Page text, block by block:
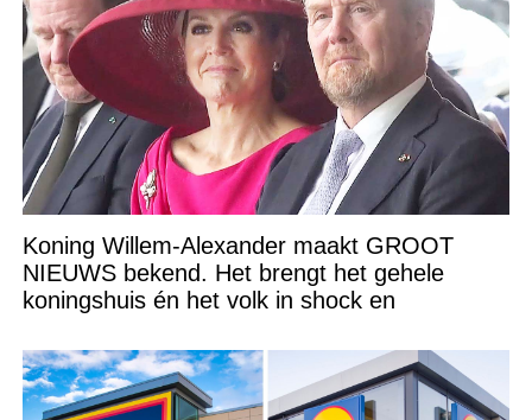
Koning Willem-Alexander maakt GROOT
NIEUWS bekend. Het brengt het gehele
koningshuis én het volk in shock en